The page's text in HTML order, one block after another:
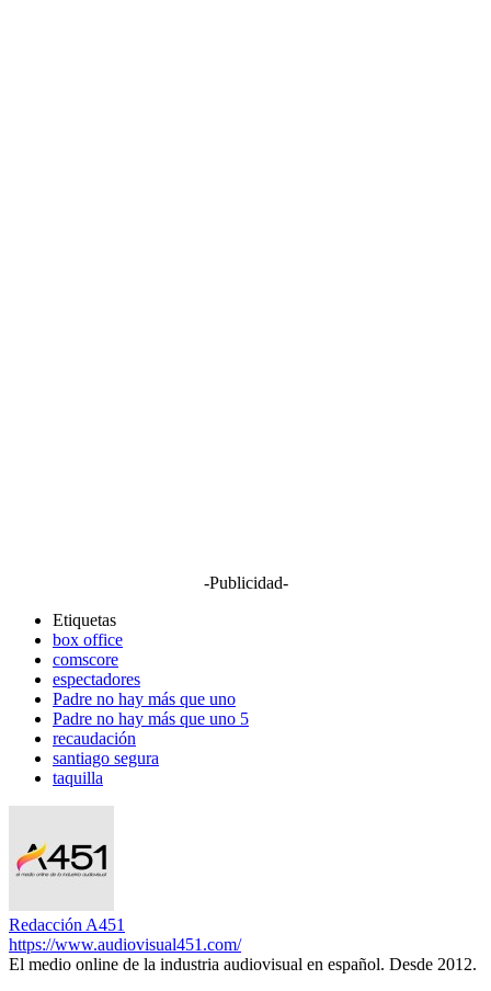
-Publicidad-
Etiquetas
box office
comscore
espectadores
Padre no hay más que uno
Padre no hay más que uno 5
recaudación
santiago segura
taquilla
Redacción A451
https://www.audiovisual451.com/
El medio online de la industria audiovisual en español. Desde 2012.